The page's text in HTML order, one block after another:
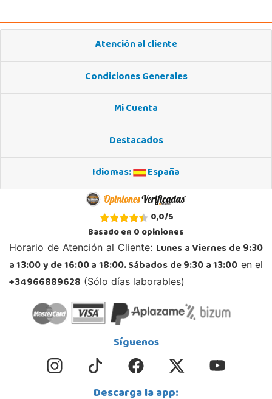
Atención al cliente
Condiciones Generales
Mi Cuenta
Destacados
Idiomas:
España
0,0/5
Basado en0opiniones
Horario de Atención al Cliente: Lunes a Viernes de 9:30
a 13:00 y de 16:00 a 18:00. Sábados de 9:30 a 13:00 en el
+34966889628 (Sólo días laborables)
Síguenos
Descarga la app: